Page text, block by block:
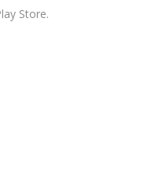
Store.